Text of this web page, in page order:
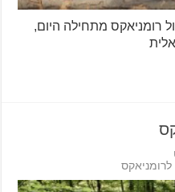
רומניאקס מתחילה היום,
לרומניאקס